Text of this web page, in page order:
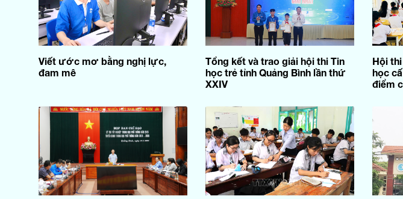
Viết ước mơ bằng nghị lực,
đam mê
Tổng kết và trao giải hội thi Tin
học trẻ tỉnh Quảng Bình lần thứ
XXIV
Hội
học
điểm